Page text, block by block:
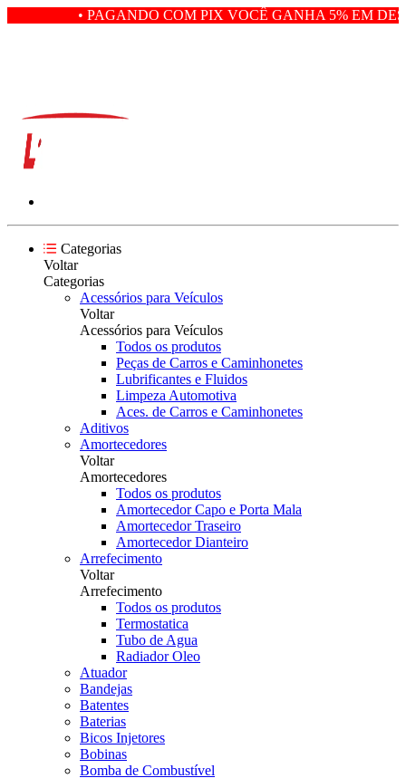
• PAGANDO COM PIX VOCÊ GANHA 5% EM
Categorias
Voltar
Categorias
Acessórios para Veículos
Voltar
Acessórios para Veículos
Todos os produtos
Peças de Carros e Caminhonetes
Lubrificantes e Fluidos
Limpeza Automotiva
Aces. de Carros e Caminhonetes
Aditivos
Amortecedores
Voltar
Amortecedores
Todos os produtos
Amortecedor Capo e Porta Mala
Amortecedor Traseiro
Amortecedor Dianteiro
Arrefecimento
Voltar
Arrefecimento
Todos os produtos
Termostatica
Tubo de Agua
Radiador Oleo
Atuador
Bandejas
Batentes
Baterias
Bicos Injetores
Bobinas
Bomba de Combustível